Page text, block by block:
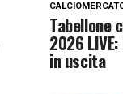
Tabellone
2026
in uscita